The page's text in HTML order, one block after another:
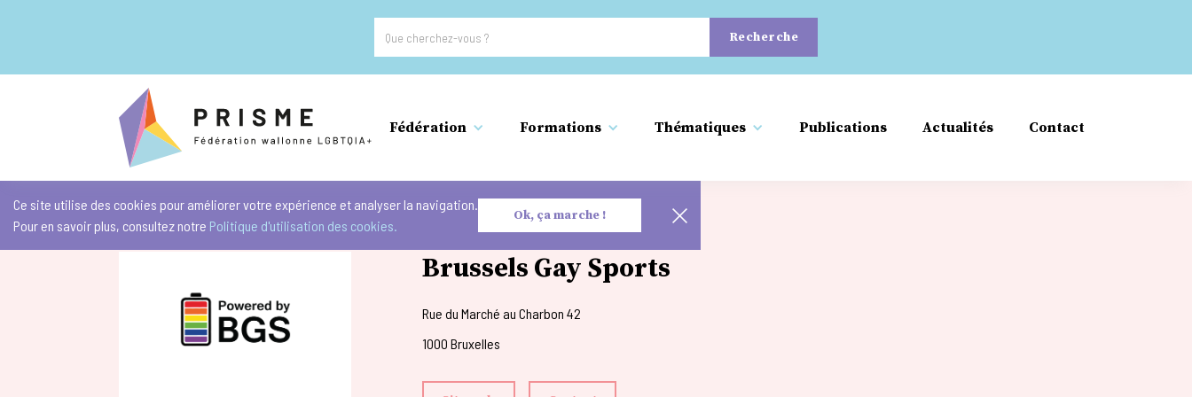
Fédération Formations Thématiques Publications Actualités Contact
Ce site utilise des cookies pour améliorer votre expérience et analyser la navigation.
Pour en savoir plus, consultez notre Politique d'utilisation des cookies.
Ok, ça marche !
Brussels Gay Sports
Rue du Marché au Charbon 42
1000 Bruxelles